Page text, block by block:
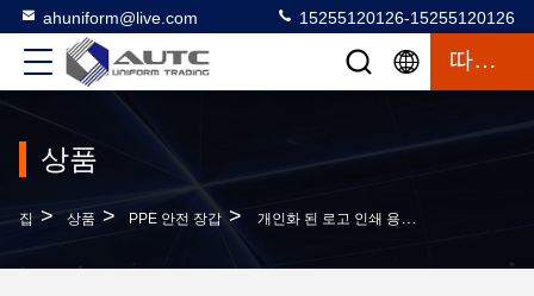
ahuniform@live.com 15255120126-15255120126
따옴표
상품
집 > 상품 > PPE 안전 장갑 > 개인화 된 로고 인쇄 용접자 장갑 이탈리아 녹색 흰색 가죽 용접 충격 장갑 5 절단 저항 용접 장갑